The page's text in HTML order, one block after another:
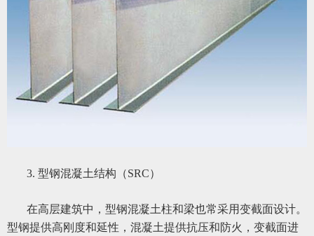
3. 型钢混凝土结构（SRC）
在高层建筑中，型钢混凝土柱和梁也常采用变截面设计。
型钢提供高刚度和延性，混凝土提供抗压和防火，变截面进